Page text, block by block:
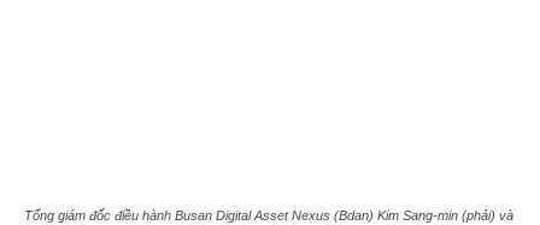
Tổng giám đốc điều hành Busan Digital Asset Nexus (Bdan) Kim Sang-min (phải) và